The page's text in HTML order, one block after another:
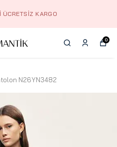
KARGO
0
N26YN3482